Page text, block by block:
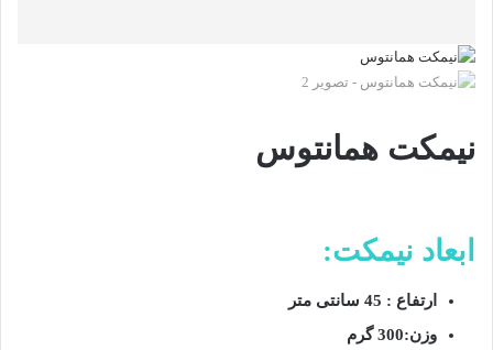
نیمکت همانتوس
ابعاد نیمکت:
ارتفاع : 45 سانتی متر
وزن:300 گرم